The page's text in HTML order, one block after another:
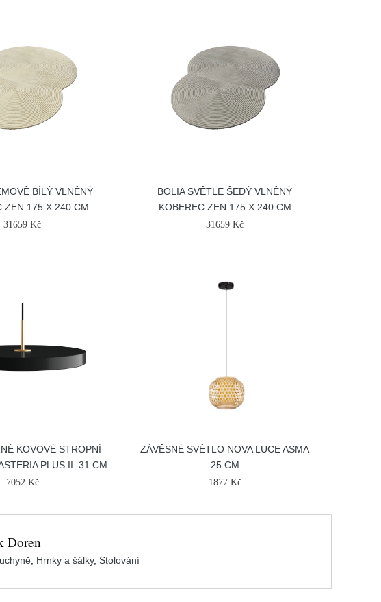
BÍLÝ VLNĚNÝ
ZEN 175 X 240 CM
31659 Kč
BOLIA SVĚTLE ŠEDÝ VLNĚNÝ
KOBEREC ZEN 175 X 240 CM
31659 Kč
KOVOVÉ STROPNÍ
PLUS II. 31 CM
7052 Kč
ZÁVĚSNÉ SVĚTLO NOVA LUCE ASMA
25 CM
1877 Kč
Doren
, Hrnky a šálky, Stolování